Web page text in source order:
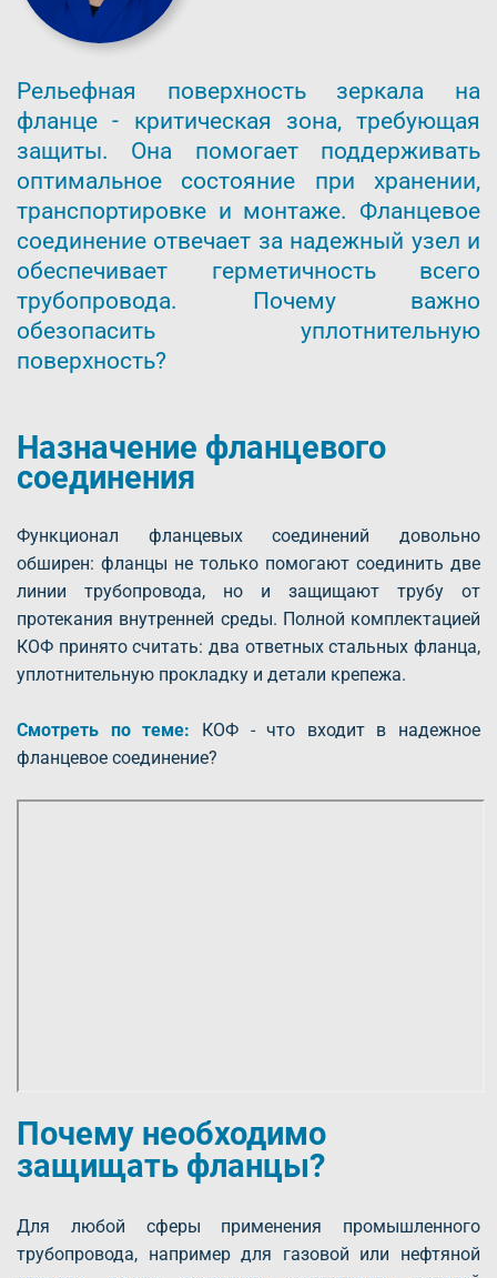
Рельефная поверхность зеркала на
фланце - критическая зона, требующая
защиты. Она помогает поддерживать
оптимальное состояние при хранении,
транспортировке и монтаже. Фланцевое
соединение отвечает за надежный узел и
обеспечивает герметичность всего
трубопровода. Почему важно
обезопасить уплотнительную
поверхность?
Назначение фланцевого
соединения
Функционал фланцевых соединений довольно
обширен: фланцы не только помогают соединить две
линии трубопровода, но и защищают трубу от
протекания внутренней среды. Полной комплектацией
КОФ принято считать: два ответных стальных фланца,
уплотнительную прокладку и детали крепежа.
Смотреть по теме: КОФ - что входит в надежное
фланцевое соединение?
Почему необходимо
защищать фланцы?
Для любой сферы применения промышленного
трубопровода, например для газовой или нефтяной